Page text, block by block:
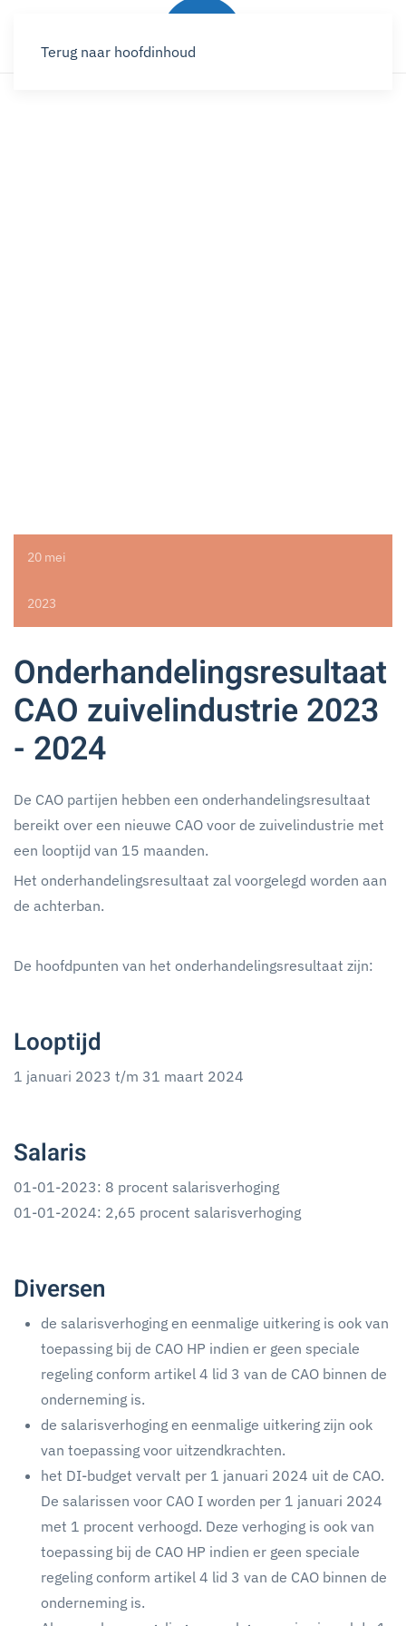
Terug naar hoofdinhoud
20 mei
2023
Onderhandelingsresultaat
CAO zuivelindustrie 2023
- 2024
De CAO partijen hebben een onderhandelingsresultaat
bereikt over een nieuwe CAO voor de zuivelindustrie met
een looptijd van 15 maanden.
Het onderhandelingsresultaat zal voorgelegd worden aan
de achterban.
De hoofdpunten van het onderhandelingsresultaat zijn:
Looptijd
1 januari 2023 t/m 31 maart 2024
Salaris
01-01-2023: 8 procent salarisverhoging
01-01-2024: 2,65 procent salarisverhoging
Diversen
de salarisverhoging en eenmalige uitkering is ook van
toepassing bij de CAO HP indien er geen speciale
regeling conform artikel 4 lid 3 van de CAO binnen de
onderneming is.
de salarisverhoging en eenmalige uitkering zijn ook
van toepassing voor uitzendkrachten.
het DI-budget vervalt per 1 januari 2024 uit de CAO.
De salarissen voor CAO I worden per 1 januari 2024
met 1 procent verhoogd. Deze verhoging is ook van
toepassing bij de CAO HP indien er geen speciale
regeling conform artikel 4 lid 3 van de CAO binnen de
onderneming is.